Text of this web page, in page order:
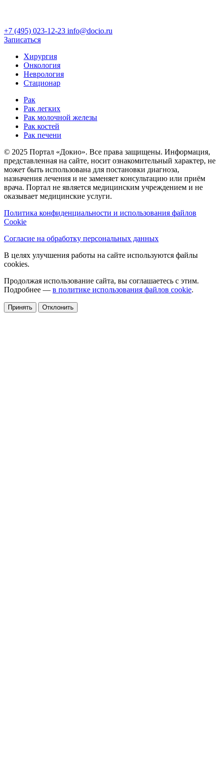
+7 (495) 023-12-23 info@docio.ru
Записаться
Хирургия
Онкология
Неврология
Стационар
Рак
Рак легких
Рак молочной железы
Рак костей
Рак печени
© 2025 Портал «Докио». Все права защищены. Информация,
представленная на сайте, носит ознакомительный характер, не
может быть использована для постановки диагноза,
назначения лечения и не заменяет консультацию или приём
врача. Портал не является медицинским учреждением и не
оказывает медицинские услуги.
Политика конфиденциальности и использования файлов
Cookie
Согласие на обработку персональных данных
В целях улучшения работы на сайте используются файлы
cookies.
Продолжая использование сайта, вы соглашаетесь с этим.
Подробнее — в политике использования файлов cookie.
Принять Отклонить